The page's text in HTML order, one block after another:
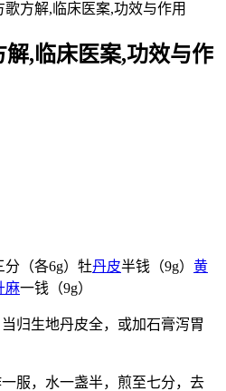
歌方解,临床医案,功效与作用
,临床医案,功效与作
分（各6g）牡丹皮半钱（9g） 黄
麻一钱（9g）
归生地丹皮全，或加石膏泻胃
一服，水一盏半，煎至七分，去